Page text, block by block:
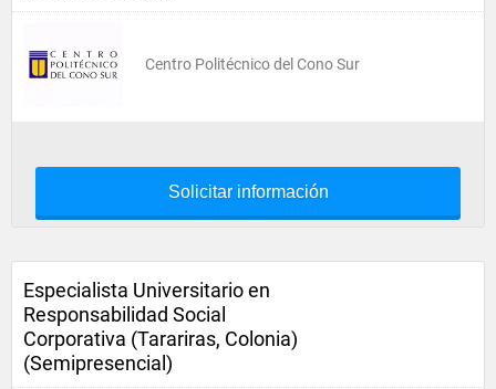
Centro Politécnico del Cono Sur
Solicitar información
Especialista Universitario en
Responsabilidad Social
Corporativa (Tarariras, Colonia)
(Semipresencial)